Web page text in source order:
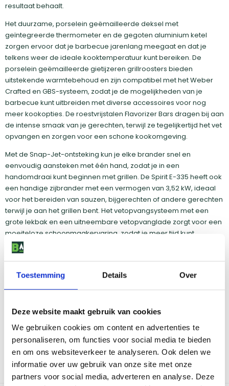
Toestemming Details Over
Deze website maakt gebruik van cookies
We gebruiken cookies om content en advertenties te
personaliseren, om functies voor social media te bieden
en om ons websiteverkeer te analyseren. Ook delen we
informatie over uw gebruik van onze site met onze
partners voor social media, adverteren en analyse. Deze
resultaat behaalt.
Het duurzame, porselein geëmailleerde deksel met
geïntegreerde thermometer en de gegoten aluminium ketel
zorgen ervoor dat je barbecue jarenlang meegaat en dat je
telkens weer de ideale kooktemperatuur kunt bereiken. De
porselein geëmailleerde gietijzeren grillroosters bieden
uitstekende warmtebehoud en zijn compatibel met het Weber
Crafted en GBS-systeem, zodat je de mogelijkheden van je
barbecue kunt uitbreiden met diverse accessoires voor nog
meer kookopties. De roestvrijstalen Flavorizer Bars dragen bij aan
de intense smaak van je gerechten, terwijl ze tegelijkertijd het vet
opvangen en zorgen voor een schone kookomgeving.
Met de Snap-Jet-ontsteking kun je elke brander snel en
eenvoudig aansteken met één hand, zodat je in een
handomdraai kunt beginnen met grillen. De Spirit E-335 heeft ook
een handige zijbrander met een vermogen van 3,52 kW, ideaal
voor het bereiden van sauzen, bijgerechten of andere gerechten
terwijl je aan het grillen bent. Het vetopvangsysteem met een
grote lekbak en een uitneembare vetopvanglade zorgt voor een
moeiteloze schoonmaakervaring, zodat je meer tijd kunt
besteden aan het genieten van je maaltijd.
De barbecue is uitgerust met twee zijtafels waarvan één
inklapbaar, wat je extra werkruimte biedt, en de kast met deur
totdat het tijd is om te serveren. Dankzij de duurzame wielen voor
alle weersomstandigheden kun je de barbecue eenvoudig
verplaatsen, ongeacht het weer.
Met de Weber Spirit E-335 ben je verzekerd van een krachtige en
veelzijdige barbecue die je helpt om elke keer opnieuw
smakelijke, perfect gegrilde maaltijden te creëren.